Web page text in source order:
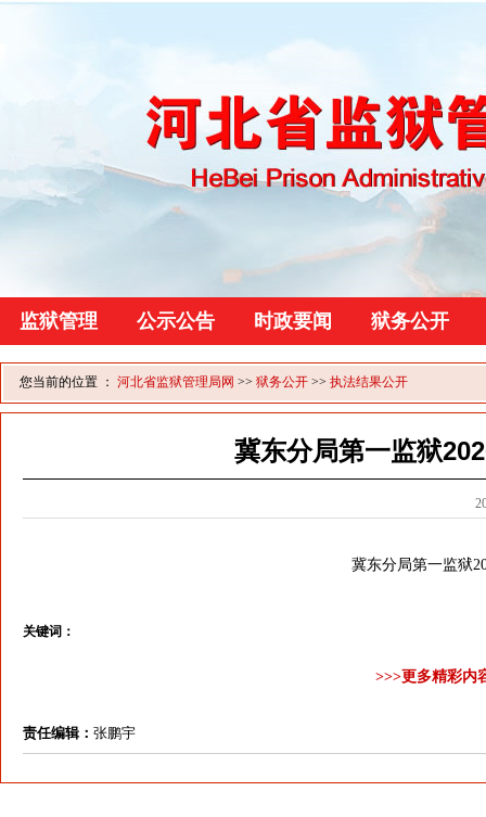
监狱管理 公示公告 时政要闻 狱务公开
您当前的位置 ： 河北省监狱管理局网 >> 狱务公开 >> 执法结果公开
冀东分局第一监狱
冀东分局第一监狱
关键词：
>>>更多精彩内
责任编辑： 张鹏宇